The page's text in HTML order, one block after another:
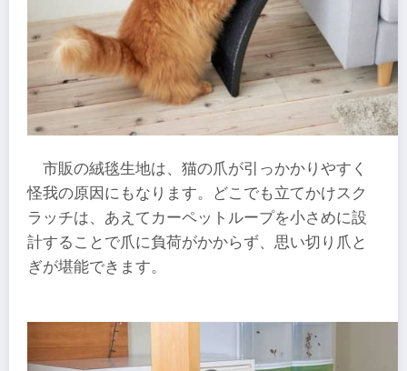
市販の絨毯生地は、猫の爪が引っかかりやすく
怪我の原因にもなります。どこでも立てかけスク
ラッチは、あえてカーペットループを小さめに設
計することで爪に負荷がかからず、思い切り爪と
ぎが堪能できます。